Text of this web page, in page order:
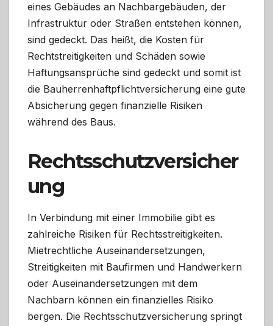
eines Gebäudes an Nachbargebäuden, der
Infrastruktur oder Straßen entstehen können,
sind gedeckt. Das heißt, die Kosten für
Rechtstreitigkeiten und Schäden sowie
Haftungsansprüche sind gedeckt und somit ist
die Bauherrenhaftpflichtversicherung eine gute
Absicherung gegen finanzielle Risiken
während des Baus.
Rechtsschutzversicher
ung
In Verbindung mit einer Immobilie gibt es
zahlreiche Risiken für Rechtsstreitigkeiten.
Mietrechtliche Auseinandersetzungen,
Streitigkeiten mit Baufirmen und Handwerkern
oder Auseinandersetzungen mit dem
Nachbarn können ein finanzielles Risiko
bergen. Die Rechtsschutzversicherung springt